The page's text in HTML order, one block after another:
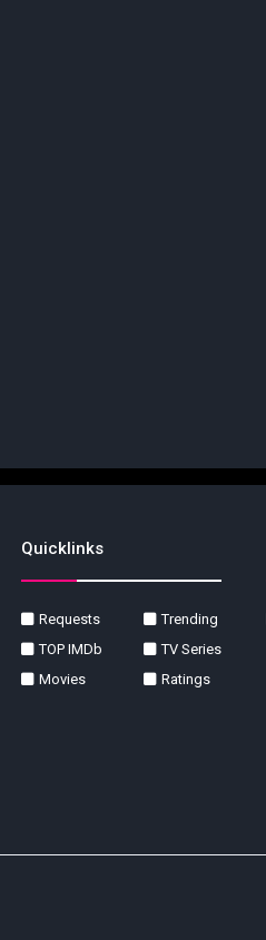
Quicklinks
Requests
Trending
TOP IMDb
TV Series
Movies
Ratings